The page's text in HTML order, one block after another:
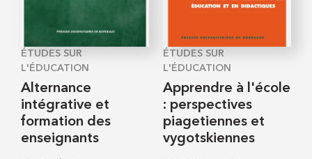
ÉTUDES SUR
L'ÉDUCATION
Alternance
intégrative et
formation des
enseignants
ÉTUDES SUR
L'ÉDUCATION
Apprendre à l'école
: perspectives
piagetiennes et
vygotskiennes